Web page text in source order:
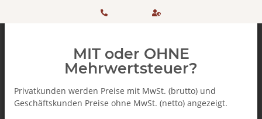
+ 49
506 98
einkaufen
SSL
MIT oder OHNE
Mehrwertsteuer?
Privatkunden werden Preise mit MwSt. (brutto) und
Geschäftskunden Preise ohne MwSt. (netto) angezeigt.